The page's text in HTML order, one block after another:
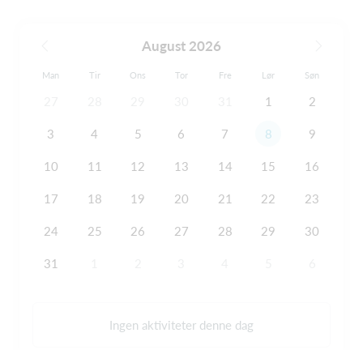
August 2026
Man Tir Ons Tor Fre Lør Søn
1 2
3 4 5 6 7 8 9
10 11 12 13 14 15 16
17 18 19 20 21 22 23
24 25 26 27 28 29 30
31
Ingen aktiviteter denne dag